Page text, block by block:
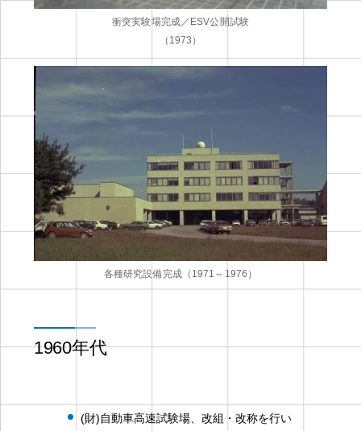
衝突実験場完成／ESV公開試験
（1973）
各種研究設備完成（1971～1976）
1960年代
(財)自動車高速試験場、改組・改称を行い